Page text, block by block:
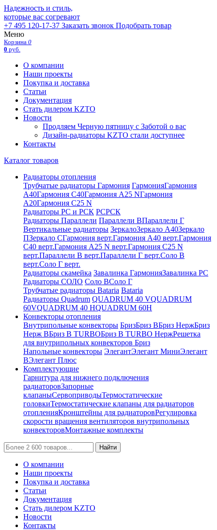
Надежность и стиль,
которые вас согревают
+7 495 120-17-37 Заказать звонок Подобрать товар
Меню
Корзина 0
0 руб.
О компании
Наши проекты
Покупка и доставка
Статьи
Документация
Стать дилером KZTO
Новости
Продляем Черную пятницу с Заботой о вас
Дизайн-радиаторы KZTO стали доступнее
Контакты
Каталог товаров
Радиаторы отопления
Трубчатые радиаторы Гармония ГармонияГармония
А40Гармония С40Гармония А25 NГармония
А20Гармония С25 N
Радиаторы РС и РСК РСРСК
Радиаторы Параллели Параллели ВПараллели Г
Вертикальные радиаторы ЗеркалоЗеркало А40Зеркало
ПЗеркало СГармония верт.Гармония А40 верт.Гармония
С40 верт.Гармония А25 N верт.Гармония С25 N
верт.Параллели В верт.Параллели Г верт.Соло В
верт.Соло Г верт.
Радиаторы скамейка Завалинка ГармонияЗавалинка РС
Радиаторы СОЛО Соло ВСоло Г
Трубчатые радиаторы Bataria Bataria
Радиаторы Quadrum QUADRUM 40 VQUADRUM
60VQUADRUM 40 HQUADRUM 60H
Конвекторы отопления
Внутрипольные конвекторы БризБриз ВБриз НержБриз
Нерж ВБриз В TURBOБриз В TURBO НержРешетка
для внутрипольных конвекторов Бриз
Напольные конвекторы ЭлегантЭлегант МиниЭлегант
ВЭлегант Плюс
Комплектующие
Гарнитура для нижнего подключения
радиаторовЗапорные
клапаныСервоприводыТермостатические
головкиТермостатические клапаны для радиаторов
отопленияКронштейны для радиаторовРегулировка
скорости вращения вентиляторов внутрипольных
конвекторовМонтажные комплекты
Найти
О компании
Наши проекты
Покупка и доставка
Статьи
Документация
Стать дилером KZTO
Новости
Контакты